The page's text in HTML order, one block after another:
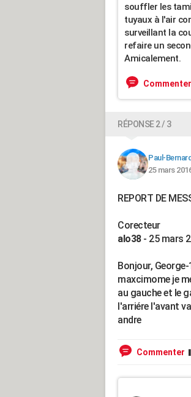
souffler les
tuyaux à l'air
surveillant la
refaire un
Amicalement.
Commenter
RÉPONSE 2 / 3
Paul-Bernard
25 mars
REPORT DE
Corecteur
alo38- 25 mars
Bonjour,
maxcimome je
au gauche et le
l'arriére l'avant
andre
Commenter